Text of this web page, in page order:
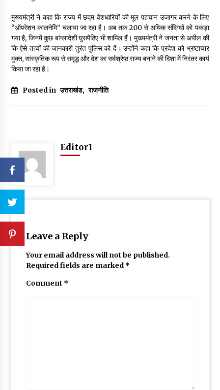
मुख्यमंत्री ने कहा कि राज्य में छद्म वेशधारियों की मूल पहचान उजागर करने के लिए
“ऑपरेशन कालनेमि” चलाया जा रहा है। अब तक 200 से अधिक संदिग्धों को पकड़ा
गया है, जिनमें कुछ बांग्लादेशी घुसपैठिए भी शामिल हैं। मुख्यमंत्री ने जनता से अपील की
कि ऐसे तत्वों की जानकारी तुरंत पुलिस को दें। उन्होंने कहा कि प्रदेश को भ्रष्टाचार
मुक्त, सांस्कृतिक रूप से समृद्ध और देश का सर्वश्रेष्ठ राज्य बनाने की दिशा में निरंतर कार्य
किया जा रहा है।
Posted in उत्तराखंड, राजनीति
Editor1
Leave a Reply
Your email address will not be published.
Required fields are marked *
Comment *